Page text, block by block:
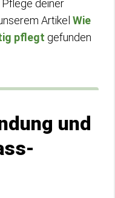
deiner
Artikel Wie
pflegt gefunden
und